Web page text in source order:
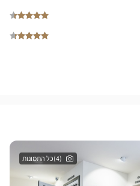
(4)כל התמונות